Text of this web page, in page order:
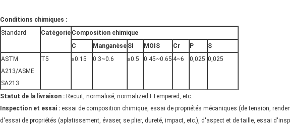
Conditions chimiques :
Standard
Catégorie Composition chimique
C
Manganèse SI MOIS Cr P
S
ASTM
A213/ASME
SA213
T5 ≤0.15 0.3~0.6 ≤0.5 0.45~0.65 4~6 0,025 0,025
Statut de la livraison : Recuit, normalisé, normalized+Tempered, etc.
Inspection et essai : essai de composition chimique, essai de propriétés mécaniques (de tension,
d'essai de propriétés (aplatissement, évaser, se plier, dureté, impact, etc.), d'aspect et de taille, essai